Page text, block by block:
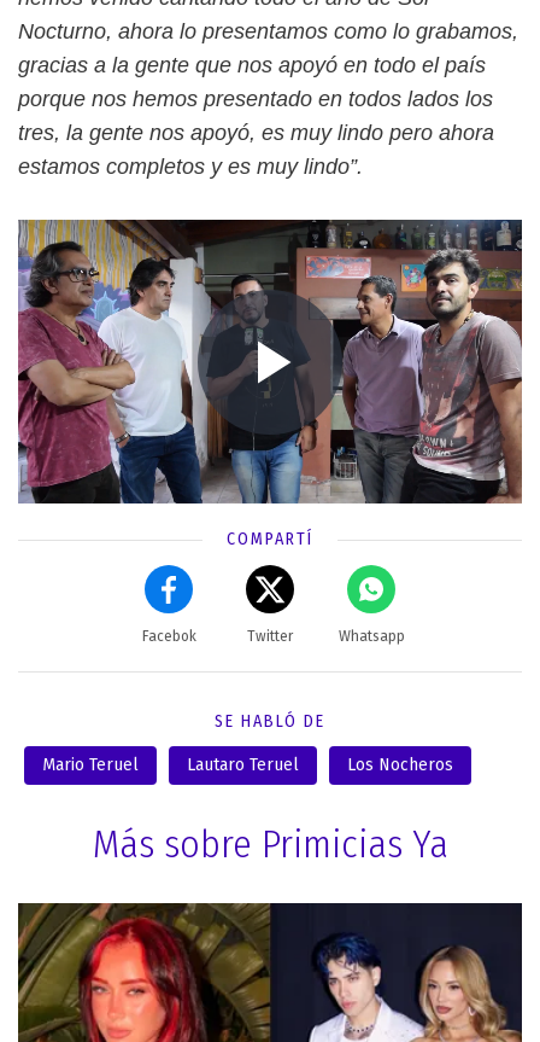
Nocturno, ahora lo presentamos como lo grabamos,
gracias a la gente que nos apoyó en todo el país
porque nos hemos presentado en todos lados los
tres, la gente nos apoyó, es muy lindo pero ahora
estamos completos y es muy lindo”.
COMPARTÍ
Facebok Twitter Whatsapp
SE HABLÓ DE
Mario Teruel Lautaro Teruel Los Nocheros
Más sobre Primicias Ya